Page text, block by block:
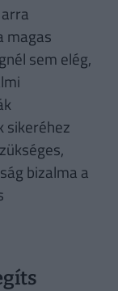
magas
sem elég,
sikeréhez
bizalma a